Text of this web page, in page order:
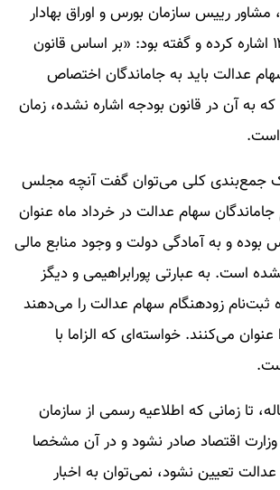
مشاور رییس سازمان بورس و اوراق بهادار
به قانون بودجه ۱۴۰۱ اشاره کرده و گفته بود: «بر اساس قانون
سال ۱۴۰۱، سهام عدالت باید به جاماندگان اختصاص
که به آن در قانون بودجه اشاره نشده، زمان
است.
جمع‌بندی کلی می‌توان گفت آنچه مجلس
سهام عدالت در خرداد ماه عنوان
و به‌ آمادگی دولت و وجود منابع مالی
است. به عبارتی پورابراهیمی و دیگز
ثبت‌نام زودهنگام سهام عدالت را می‌دهند
می‌کنند. خواسته‌ای که الزاما با
تا زمانی که اطلاعیه رسمی از سازمان
اقتصاد صادر نشود و در آن مشخصا
تعیین نشود، نمی‌توان به اخبار